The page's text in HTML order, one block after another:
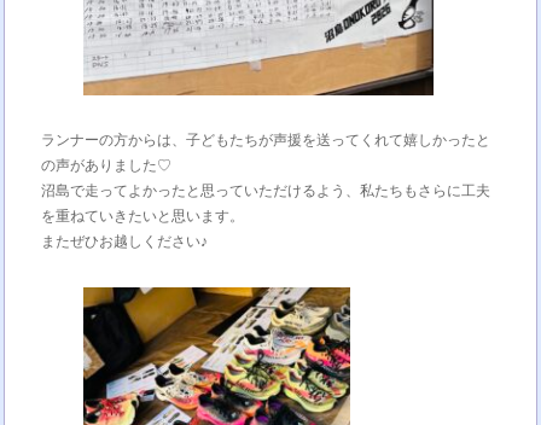
ランナーの方からは、子どもたちが声援を送ってくれて嬉しかったと
の声がありました♡
沼島で走ってよかったと思っていただけるよう、私たちもさらに工夫
を重ねていきたいと思います。
またぜひお越しください♪